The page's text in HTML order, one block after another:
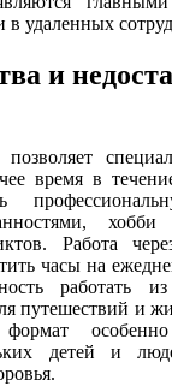
в удаленных
и
время в
Работа
часы на
работать
путешествий и
детей и